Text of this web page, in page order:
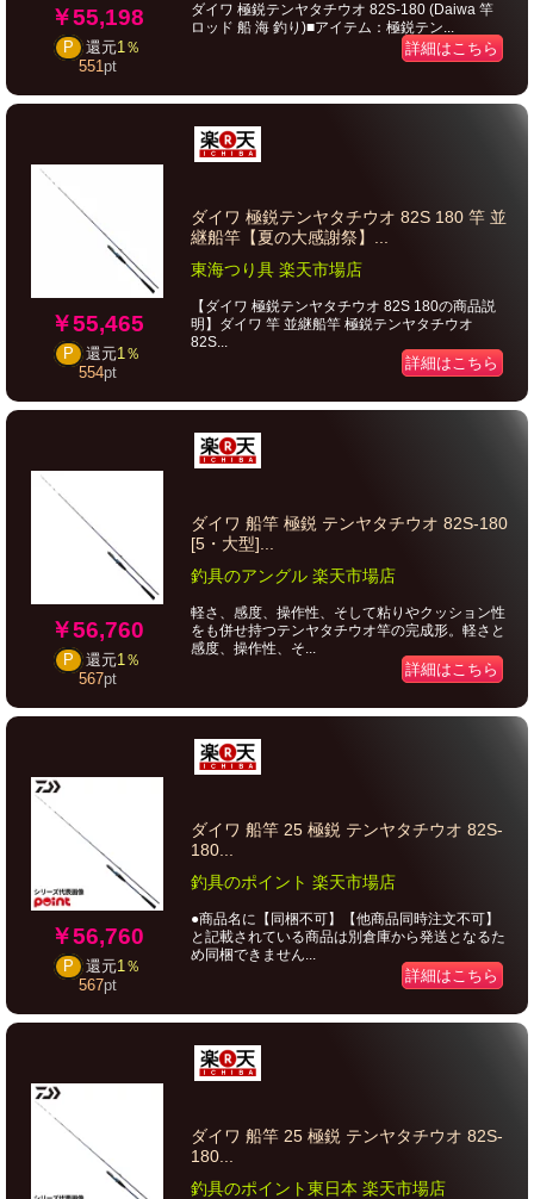
￥55,198
P 還元1％
551 pt
ダイワ 極鋭テンヤタチウオ 82S-180 (Daiwa 竿
ロッド 船 海 釣り)■アイテム：極鋭テン...
詳細はこちら
￥55,465
P 還元1％
554pt
ダイワ 極鋭テンヤタチウオ 82S 180 竿 並
継船竿【夏の大感謝祭】...
東海つり具 楽天市場店
【ダイワ 極鋭テンヤタチウオ 82S 180の商品説
明】ダイワ 竿 並継船竿 極鋭テンヤタチウオ
82S...
詳細はこちら
￥56,760
P 還元1％
567pt
ダイワ 船竿 極鋭 テンヤタチウオ 82S-180
[5・大型]...
釣具のアングル 楽天市場店
軽さ、感度、操作性、そして粘りやクッション性
をも併せ持つテンヤタチウオ竿の完成形。軽さと
感度、操作性、そ...
詳細はこちら
￥56,760
P 還元1％
567pt
ダイワ 船竿 25 極鋭 テンヤタチウオ 82S-
180...
釣具のポイント 楽天市場店
●商品名に【同梱不可】【他商品同時注文不可】
と記載されている商品は別倉庫から発送となるた
め同梱できません...
詳細はこちら
ダイワ 船竿 25 極鋭 テンヤタチウオ 82S-
180...
釣具のポイント東日本 楽天市場店